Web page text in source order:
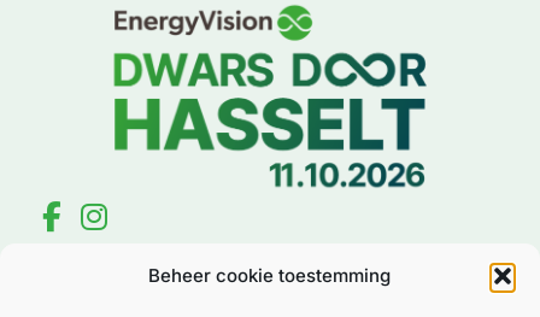
Beheer cookie toestemming
Inschrijven